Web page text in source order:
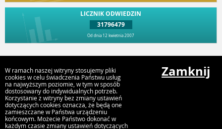
LICZNIK ODWIEDZIN
31796479
Od dnia 12 kwietnia 2007
Urząd Gminy i Miasta Rychwał
Plac Wolności 16, 62-570 Rychwał
W ramach naszej witryny stosujemy pliki
cookies w celu świadczenia Państwu usług
na najwyższym poziomie, w tym w sposób
dostosowany do indywidualnych potrzeb.
Korzystanie z witryny bez zmiany ustawień
dotyczących cookies oznacza, że będą one
zamieszczane w Państwa urządzeniu
końcowym. Możecie Państwo dokonać w
każdym czasie zmiany ustawień dotyczących
Zamknij